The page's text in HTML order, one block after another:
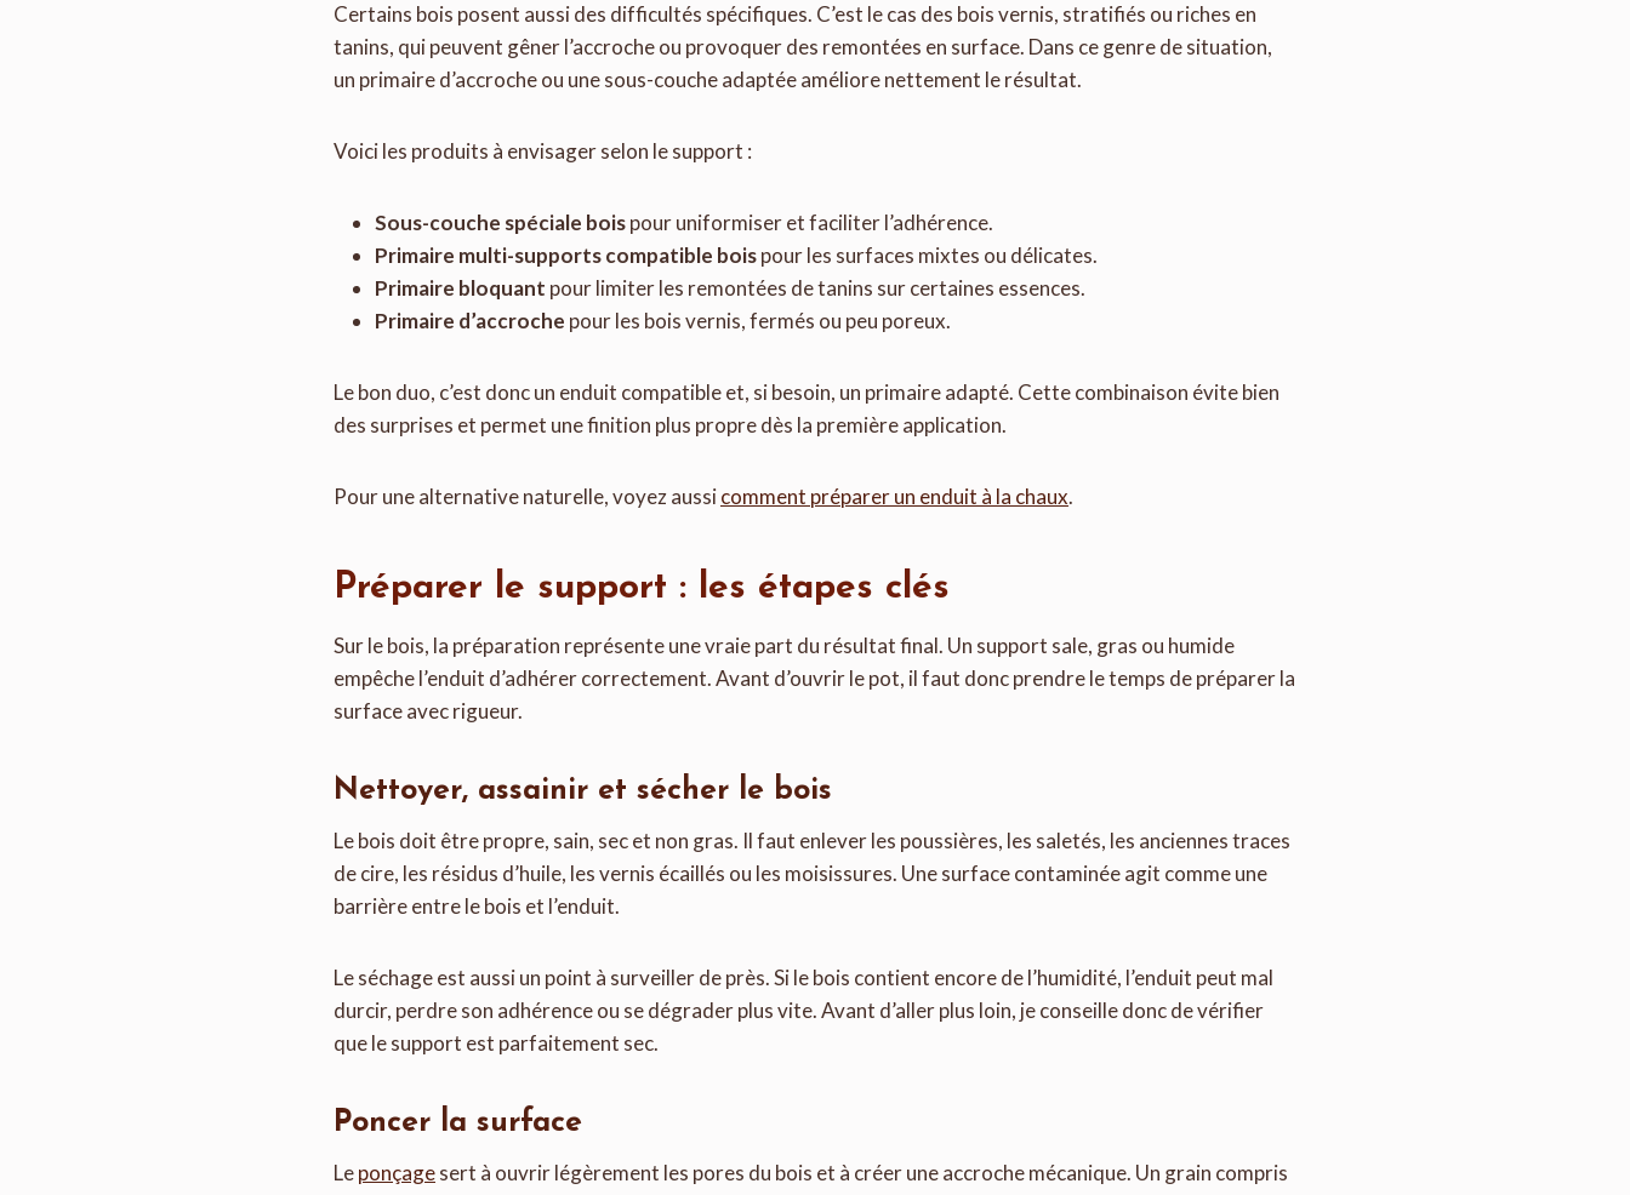
Certains bois posent aussi des difficultés spécifiques. C’est le cas des bois vernis, stratifiés ou riches en
tanins, qui peuvent gêner l’accroche ou provoquer des remontées en surface. Dans ce genre de situation,
un primaire d’accroche ou une sous-couche adaptée améliore nettement le résultat.
Voici les produits à envisager selon le support :
Sous-couche spéciale boispour uniformiser et faciliter l’adhérence.
Primaire multi-supports compatible boispour les surfaces mixtes ou délicates.
Primaire bloquant pour limiter les remontées de tanins sur certaines essences.
Primaire d’accroche pour les bois vernis, fermés ou peu poreux.
Le bon duo, c’est donc un enduit compatible et, si besoin, un primaire adapté. Cette combinaison évite bien
des surprises et permet une finition plus propre dès la première application.
Pour une alternative naturelle, voyez aussicomment préparer un enduit à la chaux.
Préparer le support : les étapes clés
Sur le bois, la préparation représente une vraie part du résultat final. Un support sale, gras ou humide
empêche l’enduit d’adhérer correctement. Avant d’ouvrir le pot, il faut donc prendre le temps de préparer la
surface avec rigueur.
Nettoyer, assainir et sécher le bois
Le bois doit être propre, sain, sec et non gras. Il faut enlever les poussières, les saletés, les anciennes traces
de cire, les résidus d’huile, les vernis écaillés ou les moisissures. Une surface contaminée agit comme une
barrière entre le bois et l’enduit.
Le séchage est aussi un point à surveiller de près. Si le bois contient encore de l’humidité, l’enduit peut mal
durcir, perdre son adhérence ou se dégrader plus vite. Avant d’aller plus loin, je conseille donc de vérifier
que le support est parfaitement sec.
Poncer la surface
Leponçagesert à ouvrir légèrement les pores du bois et à créer une accroche mécanique. Un grain compris